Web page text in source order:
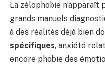
La zélophobie n’apparaît
grands manuels
à des réalités déjà bien
spécifiques, anxiété
encore phobie des